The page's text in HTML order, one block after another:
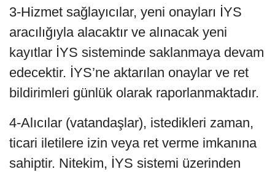
3-Hizmet sağlayıcılar, yeni onayları İYS
aracılığıyla alacaktır ve alınacak yeni
kayıtlar İYS sisteminde saklanmaya devam
edecektir. İYS’ne aktarılan onaylar ve ret
bildirimleri günlük olarak raporlanmaktadır.
4-Alıcılar (vatandaşlar), istedikleri zaman,
ticari iletilere izin veya ret verme imkanına
sahiptir. Nitekim, İYS sistemi üzerinden